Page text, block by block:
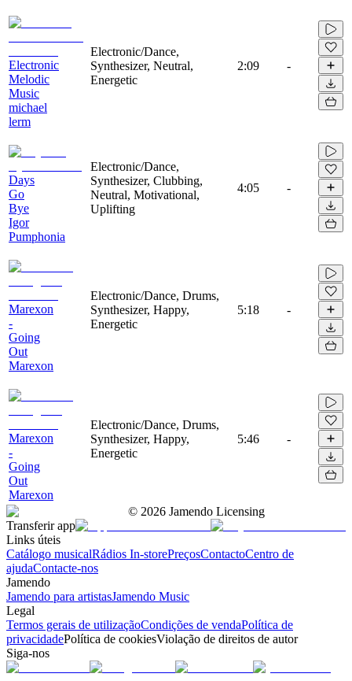
Electronic
Melodic
Music
michael
lerm
Electronic/Dance,
Synthesizer, Neutral,
Energetic
2:09 -
Days
Go
Bye
Igor
Pumphonia
Electronic/Dance,
Synthesizer, Clubbing,
Neutral, Motivational,
Uplifting
4:05 -
Marexon
-
Going
Out
Marexon
Electronic/Dance, Drums,
Synthesizer, Happy,
Energetic
5:18 -
Marexon
-
Going
Out
Marexon
Electronic/Dance, Drums,
Synthesizer, Happy,
Energetic
5:46 -
© 2026 Jamendo Licensing
Transferir app
Links úteis
Catálogo musicalRádios In-storePreçosContactoCentro de
ajudaContacte-nos
Jamendo
Jamendo para artistasJamendo Music
Legal
Termos gerais de utilizaçãoCondições de vendaPolítica de
privacidadePolítica de cookiesViolação de direitos de autor
Siga-nos